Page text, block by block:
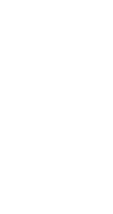
をご了承くだ
はありません。
に未対応品が
年1月12日よ